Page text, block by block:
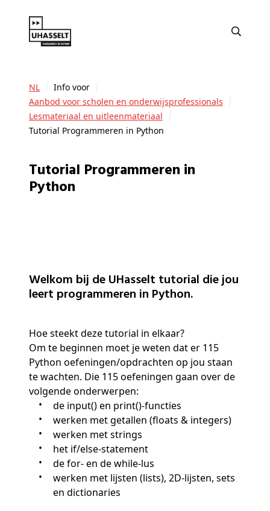
NL
Info voor
Aanbod voor scholen en onderwijsprofessionals
Lesmateriaal en uitleenmateriaal
Tutorial Programmeren in Python
Tutorial Programmeren in
Python
Welkom bij de UHasselt tutorial die jou
leert programmeren in Python.
Hoe steekt deze tutorial in elkaar?
Om te beginnen moet je weten dat er 115
Python oefeningen/opdrachten op jou staan
te wachten. Die 115 oefeningen gaan over de
volgende onderwerpen:
de input() en print()-functies
werken met getallen (floats & integers)
werken met strings
het if/else-statement
de for- en de while-lus
werken met lijsten (lists), 2D-lijsten, sets
en dictionaries